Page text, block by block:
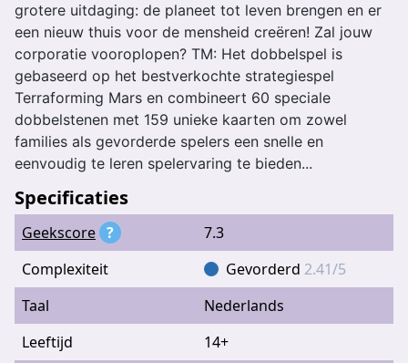
grotere uitdaging: de planeet tot leven brengen en er
een nieuw thuis voor de mensheid creëren! Zal jouw
corporatie vooroplopen? TM: Het dobbelspel is
gebaseerd op het bestverkochte strategiespel
Terraforming Mars en combineert 60 speciale
dobbelstenen met 159 unieke kaarten om zowel
families als gevorderde spelers een snelle en
eenvoudig te leren spelervaring te bieden...
Specificaties
Geekscore ?
7.3
Complexiteit
Gevorderd 2.41/5
Taal
Nederlands
Leeftijd
14+